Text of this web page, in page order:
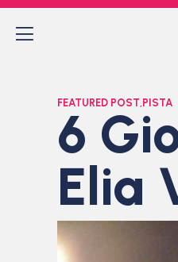
FEATURED POST, PISTA
6
Elia